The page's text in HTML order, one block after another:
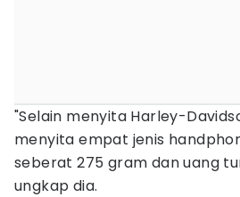
"Selain menyita Harley-
menyita empat jenis
seberat 275 gram dan uang
ungkap dia.